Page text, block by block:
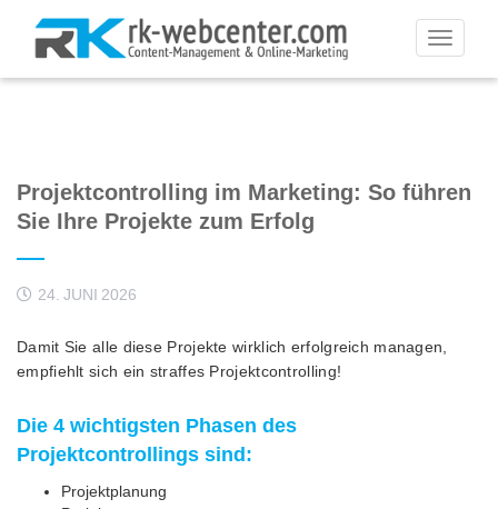
Toggle
Projektcontrolling im Marketing: So führen
Sie Ihre Projekte zum Erfolg
24. JUNI 2026
Damit Sie alle diese Projekte wirklich erfolgreich managen,
empfiehlt sich ein straffes Projektcontrolling!
Die 4 wichtigsten Phasen des
Projektcontrollings sind:
Projektplanung